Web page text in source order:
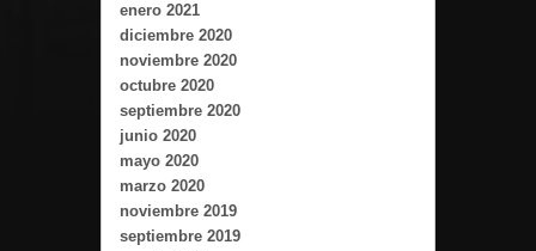
enero 2021
diciembre 2020
noviembre 2020
octubre 2020
septiembre 2020
junio 2020
mayo 2020
marzo 2020
noviembre 2019
septiembre 2019